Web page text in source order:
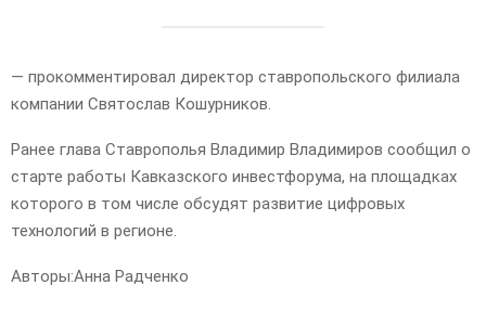
— прокомментировал директор ставропольского филиала
компании Святослав Кошурников.
Ранее глава Ставрополья Владимир Владимиров сообщил о
старте работы Кавказского инвестфорума, на площадках
которого в том числе обсудят развитие цифровых
технологий в регионе.
Авторы:Анна Радченко